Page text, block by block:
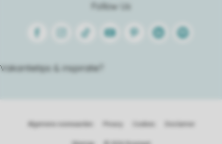
Follow Us
FacebookInstagram
Tiktok Youtube PinterestLinkedinSpotify
Vakantietips & inspiratie?